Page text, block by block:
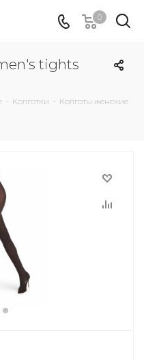
0
tights
- Колготки - Колготы женские